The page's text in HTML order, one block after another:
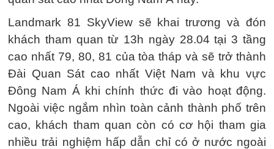
Landmark 81 SkyView sẽ khai trương và đón
khách tham quan từ 13h ngày 28.04 tại 3 tầng
cao nhất 79, 80, 81 của tòa tháp và sẽ trở thành
Đài Quan Sát cao nhất Việt Nam và khu vực
Đông Nam Á khi chính thức đi vào hoạt động.
Ngoài việc ngắm nhìn toàn cảnh thành phố trên
cao, khách tham quan còn có cơ hội tham gia
nhiều trải nghiệm hấp dẫn chỉ có ở nước ngoài